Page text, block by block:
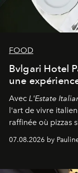
FOOD
Bvlgari Hotel
une
Avec L'Estate
l'art de vivre
raffinée où pizzas
d'exception
07.08.2026 by